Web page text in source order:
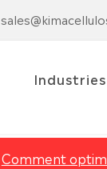
Industries
Comment